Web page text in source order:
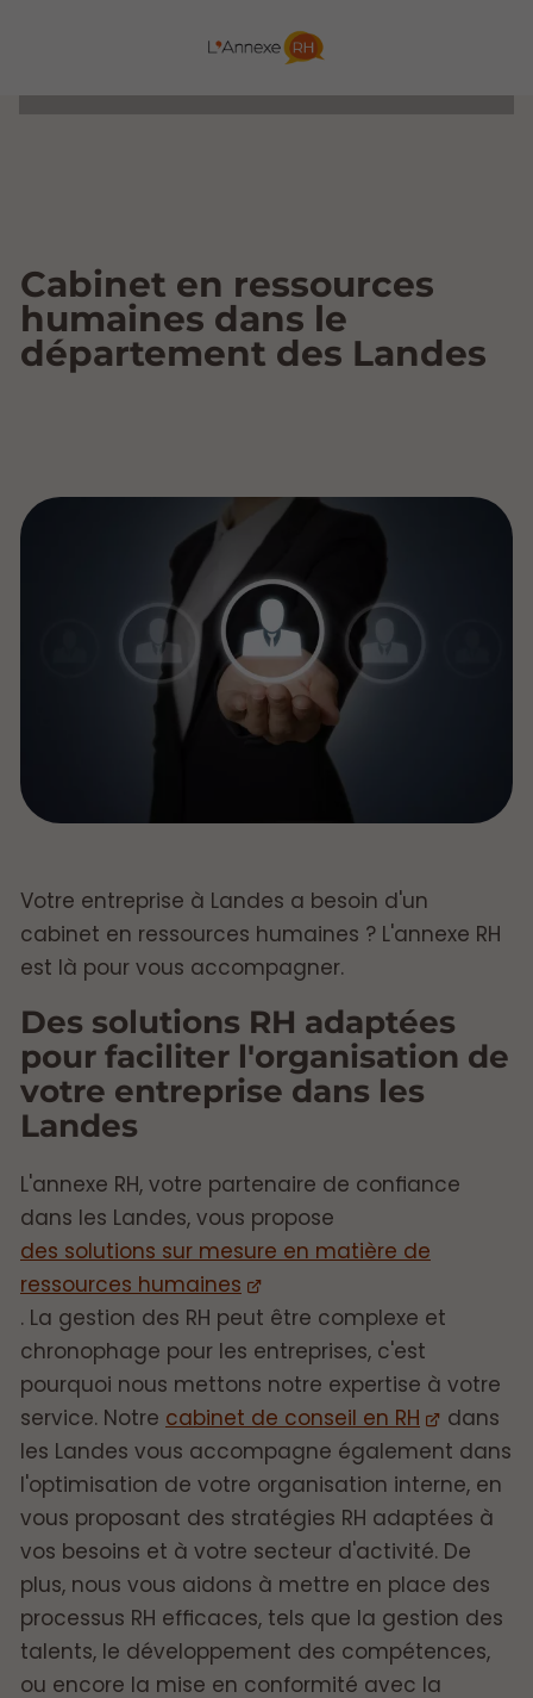
Cabinet en ressources
humaines dans le
département des Landes
Votre entreprise à Landes a besoin d'un
cabinet en ressources humaines ? L'annexe RH
est là pour vous accompagner.
Des solutions RH adaptées
pour faciliter l'organisation de
votre entreprise dans les
Landes
L'annexe RH, votre partenaire de confiance
dans les Landes, vous propose
des solutions sur mesure en matière de
ressources humaines
. La gestion des RH peut être complexe et
chronophage pour les entreprises, c'est
pourquoi nous mettons notre expertise à votre
service. Notre cabinet de conseil en RH
dans
les Landes vous accompagne également dans
l'optimisation de votre organisation interne, en
vous proposant des stratégies RH adaptées à
vos besoins et à votre secteur d'activité. De
plus, nous vous aidons à mettre en place des
processus RH efficaces, tels que la gestion des
talents, le développement des compétences,
ou encore la mise en conformité avec la